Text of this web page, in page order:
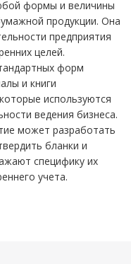
формы и величины
продукции. Она
предприятия
целей.
форм
и книги
используются
ведения бизнеса.
может разработать
бланки и
специфику их
учета.